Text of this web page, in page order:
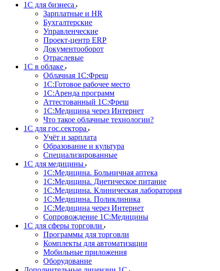
1С для бизнеса
Зарплатные и HR
Бухгалтерские
Управленческие
Проект-центр ERP
Документооборот
Отраслевые
1C в облаке
Облачная 1С:Фреш
1С:Готовое рабочее место
1C:Аренда программ
Аттестованный 1С:Фреш
1С:Медицина через Интернет
Что такое облачные технологии?
1С для гос.сектора
Учёт и зарплата
Образование и культура
Специализированные
1С для медицины
1С:Медицина. Больничная аптека
1С:Медицина. Диетическое питание
1С:Медицина. Клиническая лаборатория
1С:Медицина. Поликлиника
1С:Медицина через Интернет
Сопровождение 1С:Медицины
1С для сферы торговли
Программы для торговли
Комплекты для автоматизации
Мобильные приложения
Оборудование